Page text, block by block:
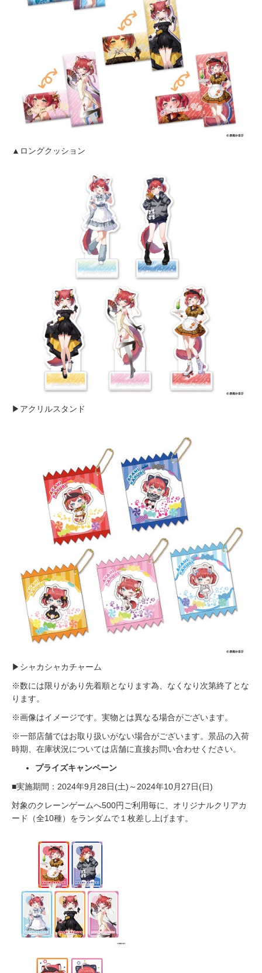
▲ロングクッション
▶アクリルスタンド
▶シャカシャカチャーム
※数には限りがあり先着順となります為、なくなり次第終了とな
ります。
※画像はイメージです。実物とは異なる場合がございます。
※一部店舗ではお取り扱いがない場合がございます。景品の入荷
時期、在庫状況については店舗に直接お問い合わせください。
プライズキャンペーン
■実施期間：2024年9月28日(土)～2024年10月27日(日)
対象のクレーンゲームへ500円ご利用毎に、オリジナルクリアカ
ード（全10種）をランダムで１枚差し上げます。